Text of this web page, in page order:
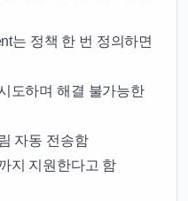
는 정책 한 번 정의하면
도하며 해결 불가능한
자동 전송함
지 지원한다고 함